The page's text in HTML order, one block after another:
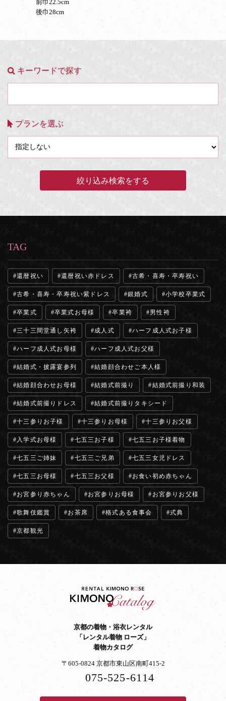
前巾22.5cm
後巾28cm
キーワードで探す
プランを選ぶ
TAG
還暦祝い 還暦祝い赤ドレス 古希・喜寿・卒寿祝い
古希・喜寿・卒寿祝い紫ドレス 銀婚式 小学校卒業式
卒業式 卒業式お母様 卒業袴 男性袴
三十三間堂通し矢袴 成人式 ハーフ成人式お子様
ハーフ成人式お母様 ハーフ成人式お父様
結婚式・披露宴参列 結婚顔合わせご本人様
結婚顔合わせお母様 結婚式前撮り 結婚式前撮り和装
結婚式前撮りドレス 結婚式前撮りタキシード
十三参りお子様 十三参りお母様 十三参りお父様
入学式お母様 七五三お子様 七五三お子様着物
七五三ご姉妹 七五三ご兄弟 七五三女児ドレス
七五三お母様 七五三お父様 お食い初め赤ちゃん
お宮参り赤ちゃん お宮参りお母様 お宮参りお父様
歌舞伎鑑賞 お茶席 格式ある食事会 式典
京都観光
京都の着物・浴衣レンタル
「レンタル着物 ローズ」
着物カタログ
〒605-0824 京都市東山区南町415-2
075-525-6114